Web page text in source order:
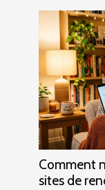
Comment
sites de